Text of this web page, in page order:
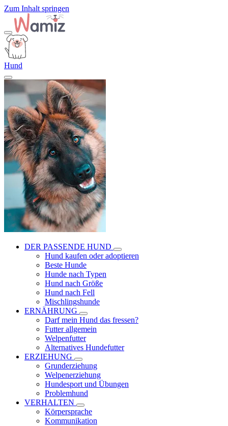
Zum Inhalt springen
Hund
DER PASSENDE HUND
Hund kaufen oder adoptieren
Beste Hunde
Hunde nach Typen
Hund nach Größe
Hund nach Fell
Mischlingshunde
ERNÄHRUNG
Darf mein Hund das fressen?
Futter allgemein
Welpenfutter
Alternatives Hundefutter
ERZIEHUNG
Grunderziehung
Welpenerziehung
Hundesport und Übungen
Problemhund
VERHALTEN
Körpersprache
Kommunikation